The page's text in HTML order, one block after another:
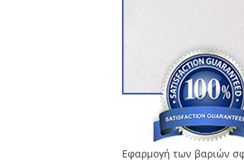
Εφαρμογή των βαριών